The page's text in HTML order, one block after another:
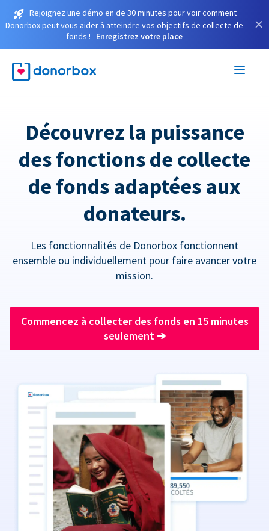
Rejoignez une démo en de 30 minutes pour voir comment
Donorbox peut vous aider à atteindre vos objectifs de collecte de
fonds !
Enregistrez votre place
×
Découvrez la puissance
des fonctions de collecte
de fonds adaptées aux
donateurs.
Les fonctionnalités de Donorbox fonctionnent
ensemble ou individuellement pour faire avancer votre
mission.
Commencez à collecter des fonds en 15 minutes
seulement ➔